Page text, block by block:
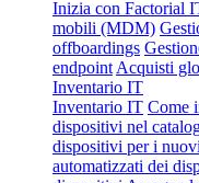
Inizia con Factorial
mobili (MDM)
offboardings
endpoint Acquisti
Inventario IT
Inventario IT Come
dispositivi nel
dispositivi per i
automatizzati dei